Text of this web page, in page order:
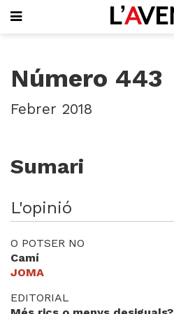
PORTADA
QUI SOM
PUBLICITAT
VIDEOTECA
Focus
Entrevistes
Actualitat
Mirador
Número 443
Febrer 2018
Sumari
L'opinió
O POTSER NO
Camí
JOMA
EDITORIAL